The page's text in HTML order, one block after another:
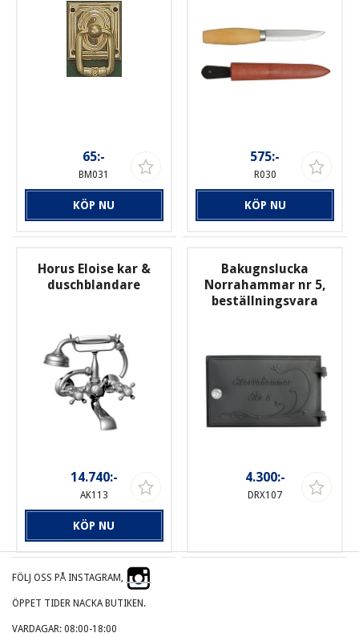
65:-
BM031
KÖP NU
575:-
R030
KÖP NU
Horus Eloise kar &
duschblandare
14.740:-
AK113
KÖP NU
Bakugnslucka
Norrahammar nr 5,
beställningsvara
4.300:-
DRX107
FÖLJ OSS PÅ INSTAGRAM,
ÖPPET TIDER NACKA BUTIKEN.
VARDAGAR: 08:00-18:00